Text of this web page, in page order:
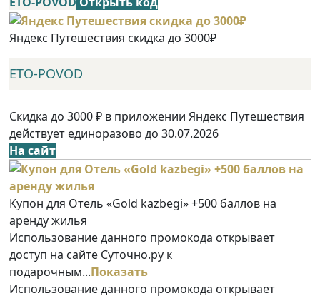
Яндекс Путешествия скидка до 3000₽
ETO-POVOD
Скидка до 3000 ₽ в приложении Яндекс Путешествия
действует единоразово до 30.07.2026
На сайт
Купон для Отель «Gold kazbegi» +500 баллов на
аренду жилья
Использование данного промокода открывает
доступ на сайте Суточно.ру к
подарочным...Показать
Использование данного промокода открывает